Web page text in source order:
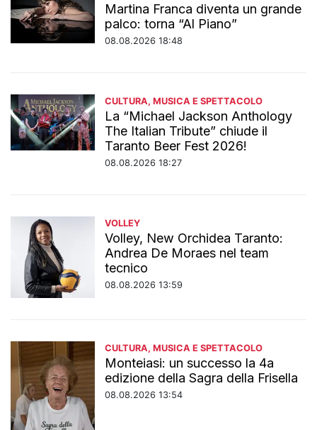
Martina Franca diventa un grande
palco: torna “Al Piano”
08.08.2026 18:48
CULTURA, MUSICA E SPETTACOLO
La “Michael Jackson Anthology
The Italian Tribute” chiude il
Taranto Beer Fest 2026!
08.08.2026 18:27
VOLLEY
Volley, New Orchidea Taranto:
Andrea De Moraes nel team
tecnico
08.08.2026 13:59
CULTURA, MUSICA E SPETTACOLO
Monteiasi: un successo la 4a
edizione della Sagra della Frisella
08.08.2026 13:54